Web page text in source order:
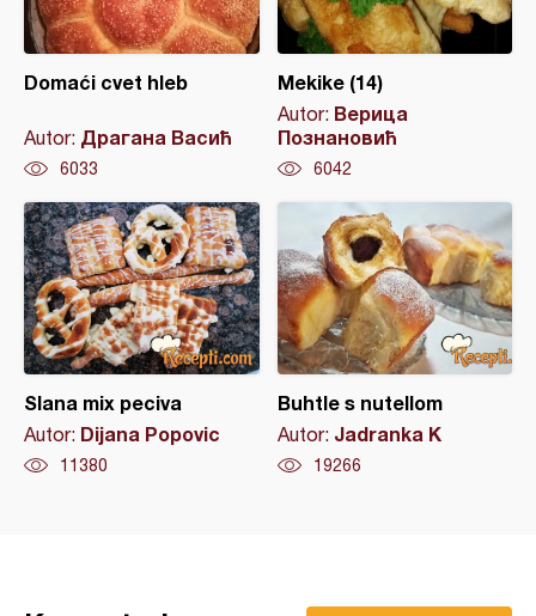
Domaći cvet hleb
Autor: Драгана Васић
6033
Mekike (14)
Autor: Верица
Познановић
6042
Slana mix peciva
Autor: Dijana Popovic
11380
Buhtle s nutellom
Autor: Jadranka K
19266